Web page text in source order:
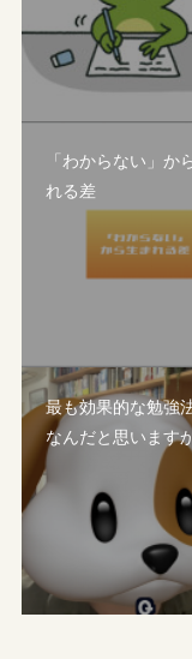
「わからない」か
れる差
最も効果的な勉強
なんだと思います